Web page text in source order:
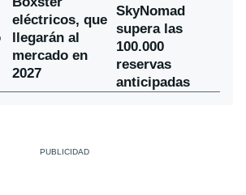
eléctricos, que
llegarán al
mercado en
2027
SkyNomad
supera las
100.000
reservas
anticipadas